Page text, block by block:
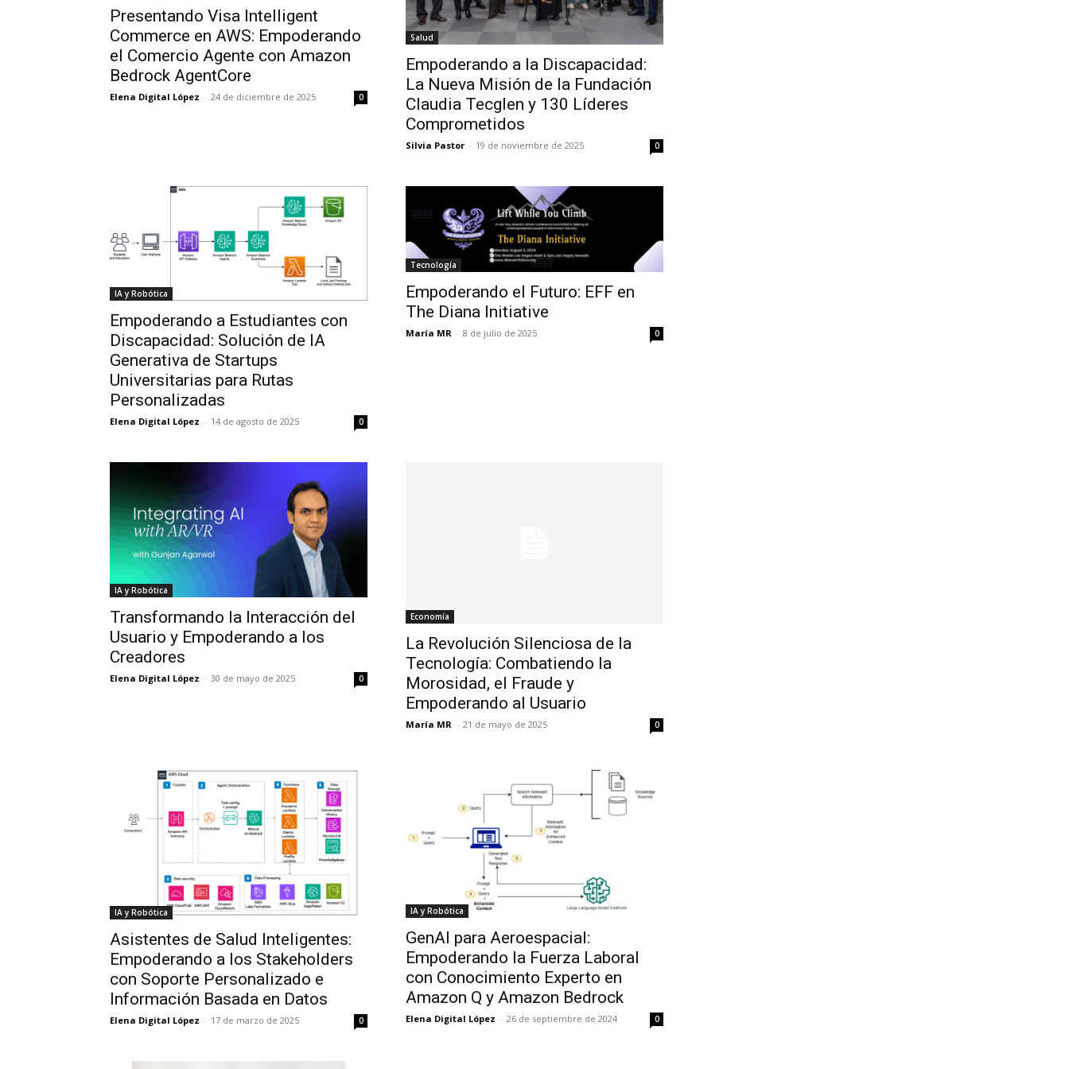
Presentando Visa Intelligent
Commerce en AWS: Empoderando
el Comercio Agente con Amazon
Bedrock AgentCore
Elena Digital López - 24 de diciembre de 2025 0
Salud
Empoderando a la Discapacidad:
La Nueva Misión de la Fundación
Claudia Tecglen y 130 Líderes
Comprometidos
Silvia Pastor - 19 de noviembre de 2025 0
IA y Robótica
Empoderando a Estudiantes con
Discapacidad: Solución de IA
Generativa de Startups
Universitarias para Rutas
Personalizadas
Elena Digital López - 14 de agosto de 2025 0
Tecnología
Empoderando el Futuro: EFF en
The Diana Initiative
María MR - 8 de julio de 2025 0
IA y Robótica
Transformando la Interacción del
Usuario y Empoderando a los
Creadores
Elena Digital López - 30 de mayo de 2025 0
Economía
La Revolución Silenciosa de la
Tecnología: Combatiendo la
Morosidad, el Fraude y
Empoderando al Usuario
María MR - 21 de mayo de 2025 0
IA y Robótica
Asistentes de Salud Inteligentes:
Empoderando a los Stakeholders
con Soporte Personalizado e
Información Basada en Datos
Elena Digital López - 17 de marzo de 2025 0
IA y Robótica
GenAI para Aeroespacial:
Empoderando la Fuerza Laboral
con Conocimiento Experto en
Amazon Q y Amazon Bedrock
Elena Digital López - 26 de septiembre de 2024 0